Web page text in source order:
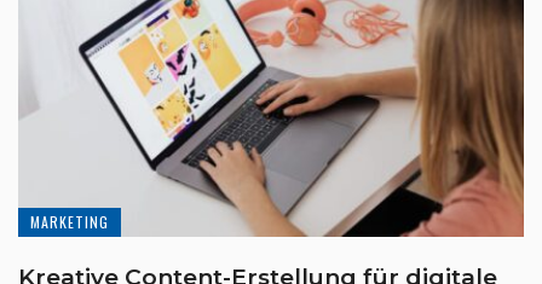
MARKETING
Kreative Content-Erstellung für digitale